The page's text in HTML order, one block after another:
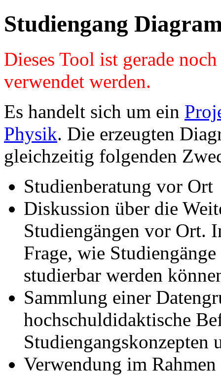
Studiengang
Dieses Tool ist gerade
verwendet werden.
Es handelt sich um ein
Physik. Die erzeugten
gleichzeitig folgenden
Studienberatung vor Ort
Diskussion über die
Studiengängen vor Ort.
Frage, wie
studierbar werden
Sammlung einer
hochschuldidaktische
Studiengangskonzepten
Verwendung im